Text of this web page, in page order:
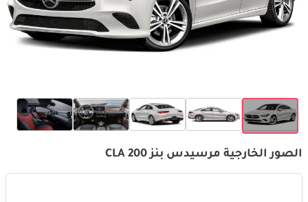
الصور الخارجية مرسيدس بنز CLA 200